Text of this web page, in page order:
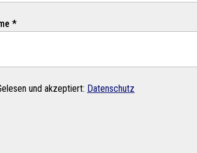
*
und akzeptiert: Datenschutz